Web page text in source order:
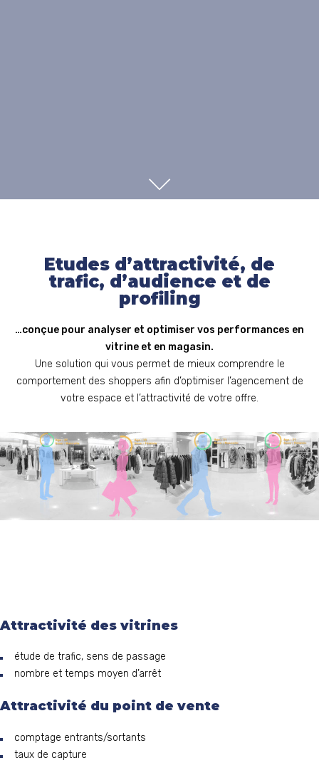
Etudes d’attractivité, de
trafic, d’audience et de
profiling
…conçue pour analyser et optimiser vos performances en
vitrine et en magasin.
Une solution qui vous permet de mieux comprendre le
comportement des shoppers afin d’optimiser l’agencement de
votre espace et l’attractivité de votre offre.
Attractivité des vitrines
étude de trafic, sens de passage
nombre et temps moyen d’arrêt
Attractivité du point de vente
comptage entrants/sortants
taux de capture